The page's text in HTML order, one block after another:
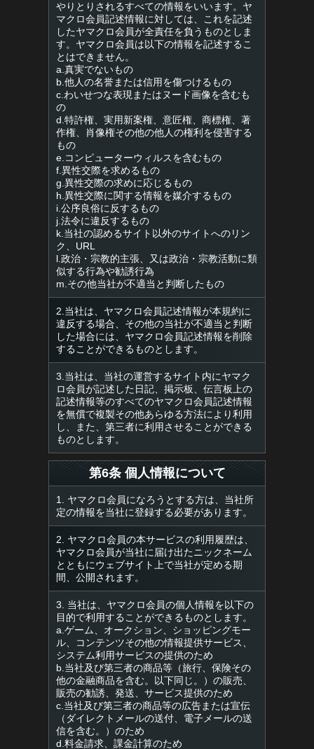
やりとりされるすべての情報をいいます。ヤ
マクロ会員記述情報に対しては、これを記述
したヤマクロ会員が全責任を負うものとしま
す。ヤマクロ会員は以下の情報を記述するこ
とはできません。
a.真実でないもの
b.他人の名誉または信用を傷つけるもの
c.わいせつな表現またはヌード画像を含むも
の
d.特許権、実用新案権、意匠権、商標権、著
作権、肖像権その他の他人の権利を侵害する
もの
e.コンピューターウィルスを含むもの
f.異性交際を求めるもの
g.異性交際の求めに応じるもの
h.異性交際に関する情報を媒介するもの
i.公序良俗に反するもの
j.法令に違反するもの
k.当社の認めるサイト以外のサイトへのリン
ク、URL
l.政治・宗教的主張、又は政治・宗教活動に類
似する行為や勧誘行為
m.その他当社が不適当と判断したもの
2.当社は、ヤマクロ会員記述情報が本規約に
違反する場合、その他の当社が不適当と判断
した場合には、ヤマクロ会員記述情報を削除
することができるものとします。
3.当社は、当社の運営するサイト内にヤマク
ロ会員が記述した日記、掲示板、伝言板上の
記述情報等のすべてのヤマクロ会員記述情報
を無償で複製その他あらゆる方法により利用
し、また、第三者に利用させることができる
ものとします。
第6条 個人情報について
1. ヤマクロ会員になろうとする方は、当社所
定の情報を当社に登録する必要があります。
2. ヤマクロ会員の本サービスの利用履歴は、
ヤマクロ会員が当社に届け出たニックネーム
とともにウェブサイト上で当社が定める期
間、公開されます。
3. 当社は、ヤマクロ会員の個人情報を以下の
目的で利用することができるものとします。
a.ゲーム、オークション、ショッピングモー
ル、コンテンツその他の情報提供サービス、
システム利用サービスの提供のため
b.当社及び第三者の商品等（旅行、保険その
他の金融商品を含む。以下同じ。）の販売、
販売の勧誘、発送、サービス提供のため
c.当社及び第三者の商品等の広告または宣伝
（ダイレクトメールの送付、電子メールの送
信を含む。）のため
d.料金請求、課金計算のため